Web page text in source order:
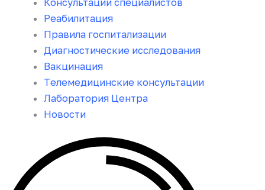
Консультации специалистов
Реабилитация
Правила госпитализации
Диагностические исследования
Вакцинация
Телемедицинские консультации
Лаборатория Центра
Новости